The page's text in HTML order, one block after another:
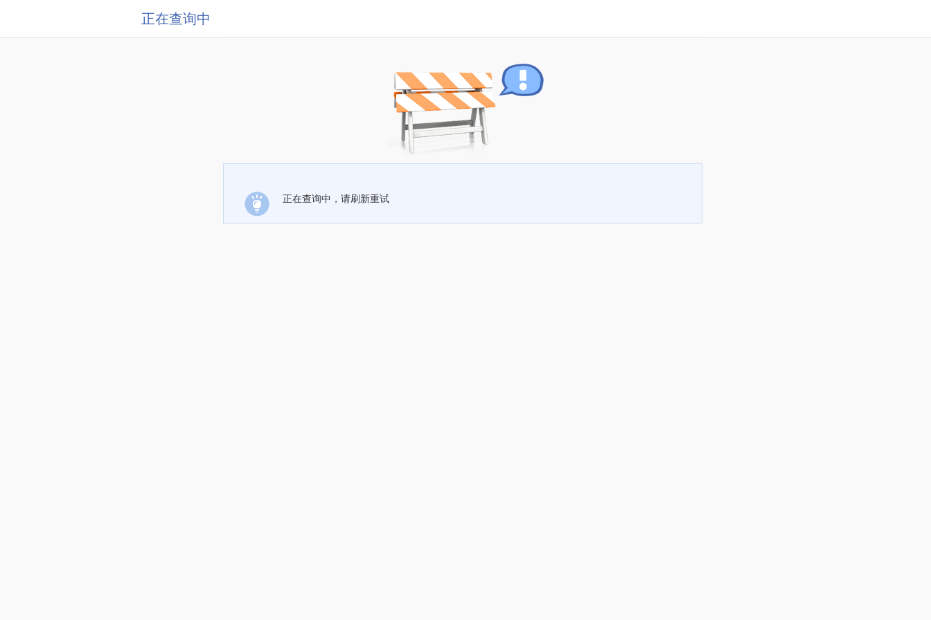
正在查询中
正在查询中，请刷新重试